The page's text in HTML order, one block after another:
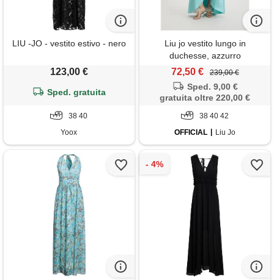
LIU -JO - vestito estivo - nero
123,00 €
Sped. gratuita
38 40
Yoox
Liu jo vestito lungo in
duchesse, azzurro
72,50 € 239,00 €
Sped. 9,00 €
gratuita oltre 220,00 €
38 40 42
OFFICIAL
Liu Jo